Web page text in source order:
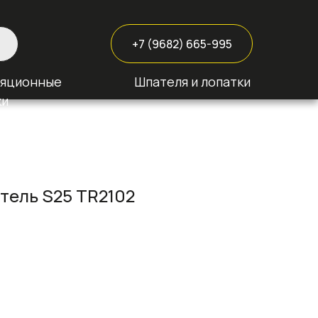
+7 (9682) 665-995
Шпателя и лопатки
S25 TR2102